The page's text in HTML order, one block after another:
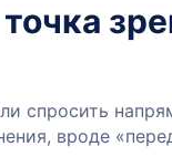
спросить
вроде